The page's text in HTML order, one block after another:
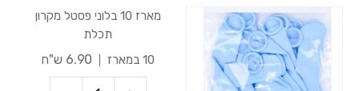
מארז 10 בלוני פסטל מקרון
תכלת
10 במארז
6.90 ש"ח